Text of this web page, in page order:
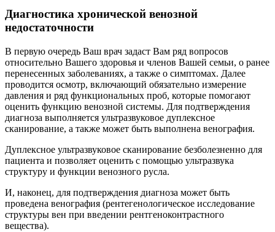
Диагностика хронической венозной
недостаточности
В первую очередь Ваш врач задаст Вам ряд вопросов
относительно Вашего здоровья и членов Вашей семьи, о ранее
перенесенных заболеваниях, а также о симптомах. Далее
проводится осмотр, включающий обязательно измерение
давления и ряд функциональных проб, которые помогают
оценить функцию венозной системы. Для подтверждения
диагноза выполняется ультразвуковое дуплексное
сканирование, а также может быть выполнена венография.
Дуплексное ультразвуковое сканирование безболезненно для
пациента и позволяет оценить с помощью ультразвука
структуру и функции венозного русла.
И, наконец, для подтверждения диагноза может быть
проведена венография (рентегенологическое исследование
структуры вен при введении рентгеноконтрастного
вещества).